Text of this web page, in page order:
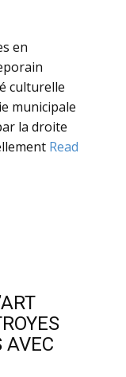
en
culturelle
municipale
la droite
Read
AVEC